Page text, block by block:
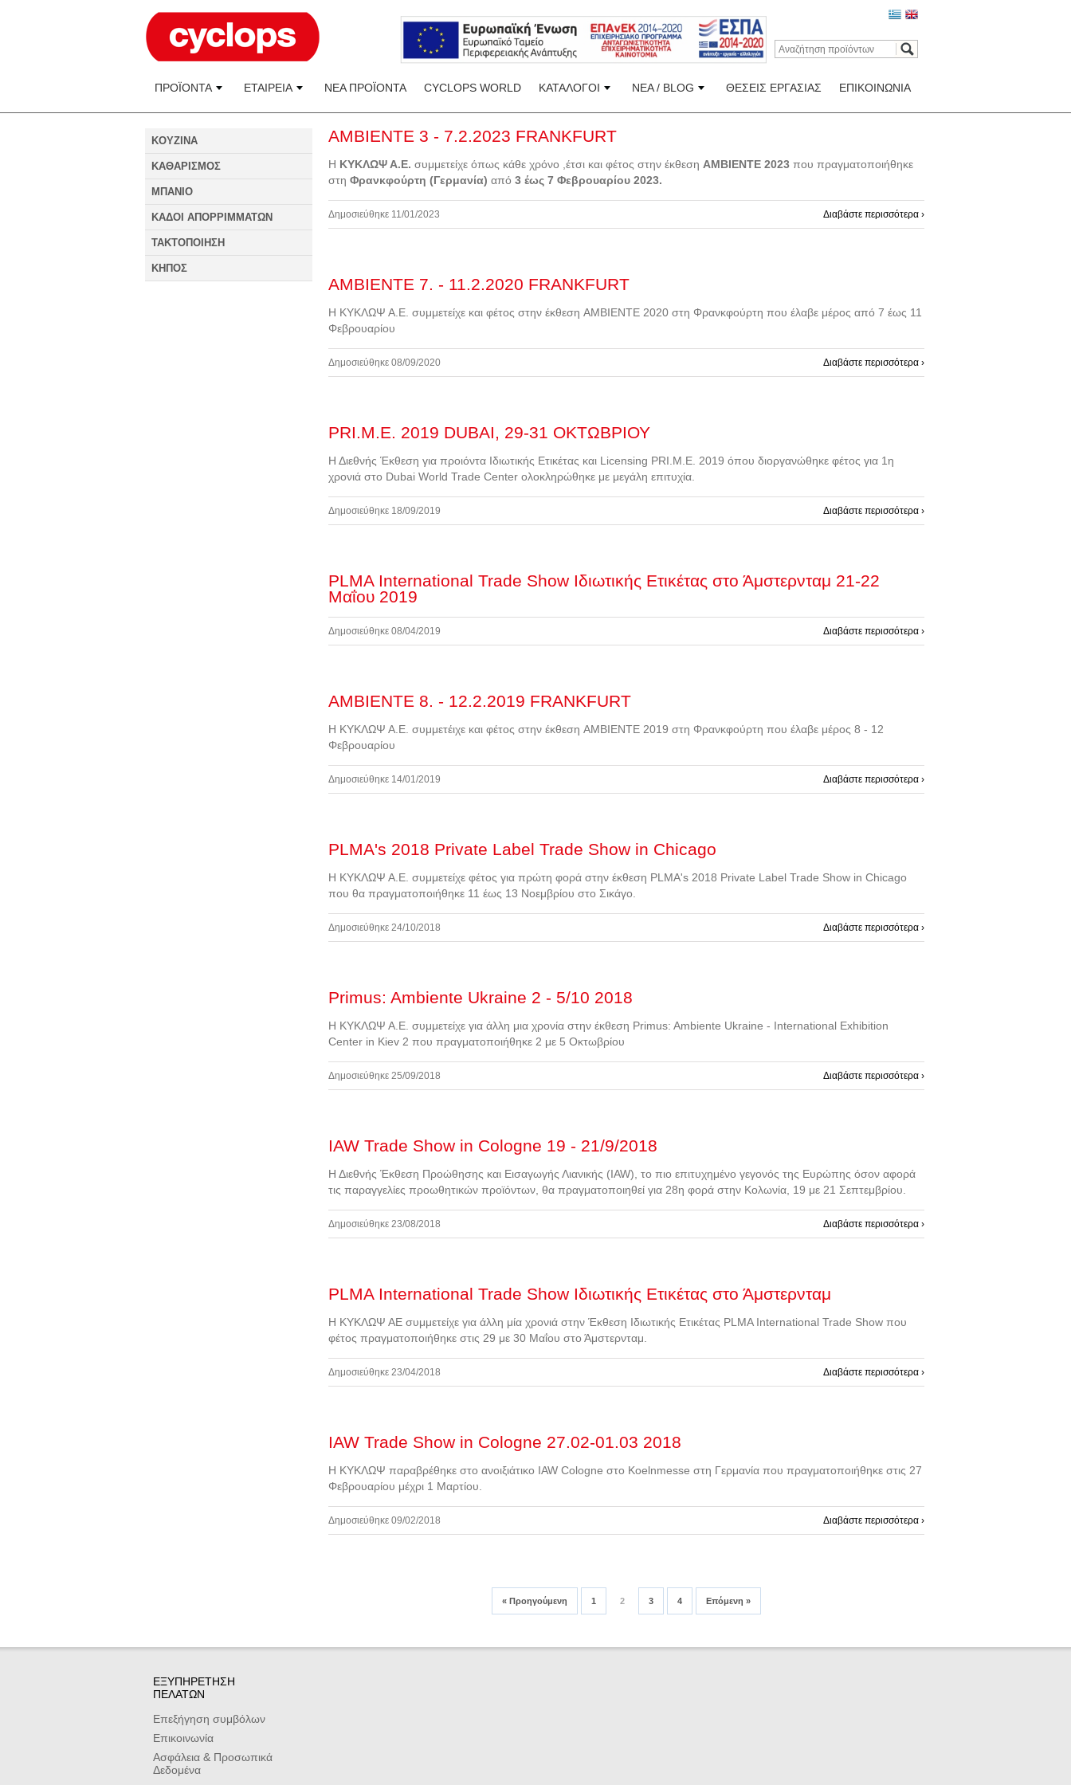
ΠΡΟΪΟΝΤΑ ΕΤΑΙΡΕΙΑ ΝΕΑ ΠΡΟΪΟΝΤΑ CYCLOPS WORLD ΚΑΤΑΛΟΓΟΙ ΝΕΑ / BLOG ΘΕΣΕΙΣ ΕΡΓΑΣΙΑΣ ΕΠΙΚΟΙΝΩΝΙΑ
KOYZINA
ΚΑΘΑΡΙΣΜΟΣ
ΜΠΑΝΙΟ
ΚΑΔΟΙ ΑΠΟΡΡΙΜΜΑΤΩΝ
ΤΑΚΤΟΠΟΙΗΣΗ
ΚΗΠΟΣ
AMBIENTE 3 - 7.2.2023 FRANKFURT
Η ΚΥΚΛΩΨ Α.Ε. συμμετείχε όπως κάθε χρόνο ,έτσι και φέτος στην έκθεση AMBIENTE 2023 που πραγματοποιήθηκε
στη Φρανκφούρτη (Γερμανία) από 3 έως 7 Φεβρουαρίου 2023.
Δημοσιεύθηκε 11/01/2023 Διαβάστε περισσότερα ›
AMBIENTE 7. - 11.2.2020 FRANKFURT
Η ΚΥΚΛΩΨ Α.Ε. συμμετείχε και φέτος στην έκθεση AMBIENTE 2020 στη Φρανκφούρτη που έλαβε μέρος από 7 έως 11
Φεβρουαρίου
Δημοσιεύθηκε 08/09/2020 Διαβάστε περισσότερα ›
PRI.M.E. 2019 DUBAI, 29-31 ΟΚΤΩΒΡΙΟΥ
Η Διεθνής Έκθεση για προιόντα Ιδιωτικής Ετικέτας και Licensing PRI.M.E. 2019 όπου διοργανώθηκε φέτος για 1η
χρονιά στο Dubai World Trade Center ολοκληρώθηκε με μεγάλη επιτυχία.
Δημοσιεύθηκε 18/09/2019 Διαβάστε περισσότερα ›
PLMA International Trade Show Ιδιωτικής Ετικέτας στο Άμστερνταμ 21-22
Μαΐου 2019
Δημοσιεύθηκε 08/04/2019 Διαβάστε περισσότερα ›
AMBIENTE 8. - 12.2.2019 FRANKFURT
Η ΚΥΚΛΩΨ Α.Ε. συμμετέιχε και φέτος στην έκθεση AMBIENTE 2019 στη Φρανκφούρτη που έλαβε μέρος 8 - 12
Φεβρουαρίου
Δημοσιεύθηκε 14/01/2019 Διαβάστε περισσότερα ›
PLMA's 2018 Private Label Trade Show in Chicago
Η ΚΥΚΛΩΨ Α.Ε. συμμετείχε φέτος για πρώτη φορά στην έκθεση PLMA's 2018 Private Label Trade Show in Chicago
που θα πραγματοποιήθηκε 11 έως 13 Νοεμβρίου στο Σικάγο.
Δημοσιεύθηκε 24/10/2018 Διαβάστε περισσότερα ›
Primus: Ambiente Ukraine 2 - 5/10 2018
Η ΚΥΚΛΩΨ Α.Ε. συμμετείχε για άλλη μια χρονία στην έκθεση Primus: Ambiente Ukraine - International Exhibition
Center in Kiev 2 που πραγματοποιήθηκε 2 με 5 Οκτωβρίου
Δημοσιεύθηκε 25/09/2018 Διαβάστε περισσότερα ›
IAW Trade Show in Cologne 19 - 21/9/2018
Η Διεθνής Έκθεση Προώθησης και Εισαγωγής Λιανικής (IAW), το πιο επιτυχημένο γεγονός της Ευρώπης όσον αφορά
τις παραγγελίες προωθητικών προϊόντων, θα πραγματοποιηθεί για 28η φορά στην Κολωνία, 19 με 21 Σεπτεμβρίου.
Δημοσιεύθηκε 23/08/2018 Διαβάστε περισσότερα ›
PLMA International Trade Show Ιδιωτικής Ετικέτας στο Άμστερνταμ
Η ΚΥΚΛΩΨ ΑΕ συμμετείχε για άλλη μία χρονιά στην Έκθεση Ιδιωτικής Ετικέτας PLMA International Trade Show που
φέτος πραγματοποιήθηκε στις 29 με 30 Μαΐου στο Άμστερνταμ.
Δημοσιεύθηκε 23/04/2018 Διαβάστε περισσότερα ›
IAW Trade Show in Cologne 27.02-01.03 2018
Η ΚΥΚΛΩΨ παραβρέθηκε στο ανοιξιάτικο IAW Cologne στο Koelnmesse στη Γερμανία που πραγματοποιήθηκε στις 27
Φεβρουαρίου μέχρι 1 Μαρτίου.
Δημοσιεύθηκε 09/02/2018 Διαβάστε περισσότερα ›
« Προηγούμενη 1 2 3 4 Επόμενη »
ΕΞΥΠΗΡΕΤΗΣΗ
ΠΕΛΑΤΩΝ
Επεξήγηση συμβόλων
Επικοινωνία
Ασφάλεια & Προσωπικά
Δεδομένα